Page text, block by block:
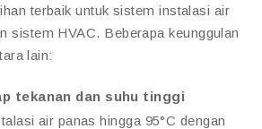
terbaik untuk sistem instalasi air
sistem HVAC. Beberapa keunggulan
lain:
tekanan dan suhu tinggi
air panas hingga 95°C dengan